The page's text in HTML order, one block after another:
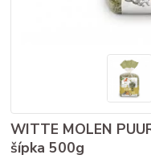
WITTE MOLEN
šípka 500g